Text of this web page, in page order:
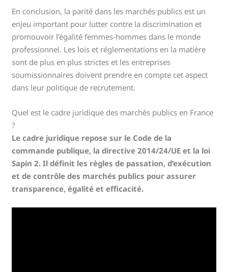
En conclusion, la parité dans les marchés publics est un
enjeu important pour lutter contre la discrimination et
promouvoir l’égalité femmes-hommes dans le monde
professionnel. Les lois et réglementations en la matière
sont de plus en plus strictes et les entreprises
soumissionnaires doivent prendre en compte cet aspect
dans leur politique de recrutement.
Quel est le cadre juridique des marchés publics en France
?
Le cadre juridique repose sur le Code de la
commande publique, la directive 2014/24/UE et la loi
Sapin 2. Il définit les règles de passation, d’exécution
et de contrôle des marchés publics pour assurer
transparence, égalité et efficacité.